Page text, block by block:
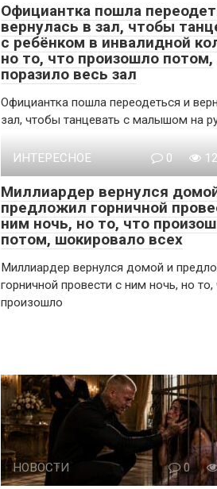
Официантка пошла
вернулась в зал, чтобы
с ребёнком в инвалидной
но то, что произошло потом,
поразило весь зал
Официантка пошла переодеться и
зал, чтобы танцевать с малышом на
ИНТЕРЕСНОЕ 0
Миллиардер вернулся
предложил горничной
ним ночь, но то, что
потом, шокировало всех
Миллиардер вернулся домой и
горничной провести с ним ночь, но то,
произошло
НОВОСТИ 0